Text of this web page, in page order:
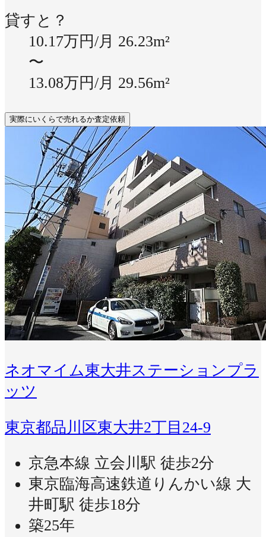
貸すと？
10.17万円/月 26.23m²
〜
13.08万円/月 29.56m²
実際にいくらで売れるか査定依頼
ネオマイム東大井ステーションプラ
ッツ
東京都品川区東大井2丁目24-9
京急本線 立会川駅 徒歩2分
東京臨海高速鉄道りんかい線 大
井町駅 徒歩18分
築25年